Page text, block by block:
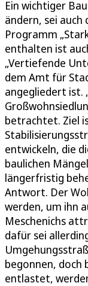
Ein wichtiger
ändern, sei auch
Programm
enthalten ist
„Vertiefende
dem Amt für
angegliedert ist.
betrachtet. Ziel
entwickeln, die
baulichen
längerfristig
Antwort. Der
werden, um ihn
Meschenichs
dafür sei
begonnen, doch
entlastet,